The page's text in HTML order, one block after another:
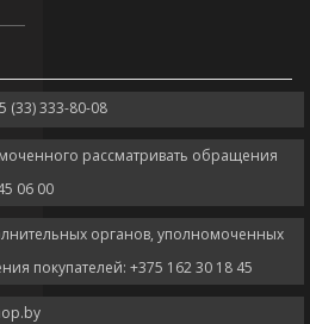
(33) 333-80-08
рассматривать обращения
06 00
органов, уполномоченных
покупателей: +375 162 30 18 45